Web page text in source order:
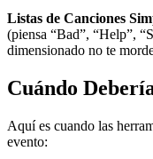
Listas de Canciones
(piensa “Bad”, “Help”,
dimensionado no te
Cuándo
Aquí es cuando las
evento: